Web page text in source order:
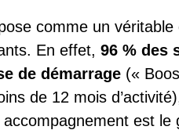
comme un
En effet, 96 % des
de démarrage («
de 12 mois
est le